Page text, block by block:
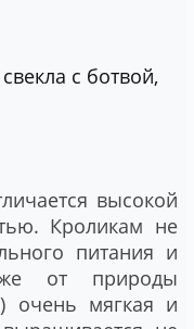
с ботвой,
высокой
Кроликам не
питания и
от природы
очень мягкая и